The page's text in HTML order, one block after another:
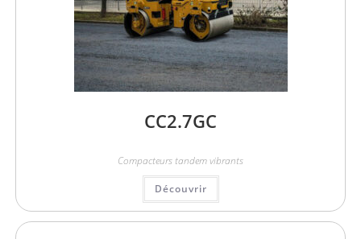
CC2.7GC
Compacteurs tandem vibrants
Découvrir